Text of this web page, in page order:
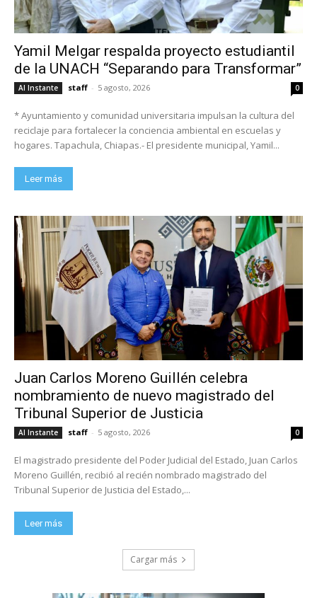
Yamil Melgar respalda proyecto estudiantil
de la UNACH “Separando para Transformar”
Al Instante staff - 5 agosto, 2026 0
* Ayuntamiento y comunidad universitaria impulsan la cultura del
reciclaje para fortalecer la conciencia ambiental en escuelas y
hogares. Tapachula, Chiapas.- El presidente municipal, Yamil...
Leer más
Juan Carlos Moreno Guillén celebra
nombramiento de nuevo magistrado del
Tribunal Superior de Justicia
Al Instante staff - 5 agosto, 2026 0
El magistrado presidente del Poder Judicial del Estado, Juan Carlos
Moreno Guillén, recibió al recién nombrado magistrado del
Tribunal Superior de Justicia del Estado,...
Leer más
Cargar más